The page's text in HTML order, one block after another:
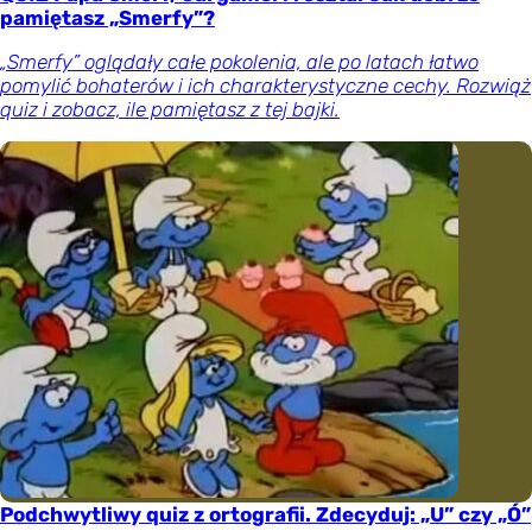
pamiętasz „Smerfy”?
„Smerfy” oglądały całe pokolenia, ale po latach łatwo
pomylić bohaterów i ich charakterystyczne cechy. Rozwiąż
quiz i zobacz, ile pamiętasz z tej bajki.
Podchwytliwy quiz z ortografii. Zdecyduj: „U” czy „Ó”